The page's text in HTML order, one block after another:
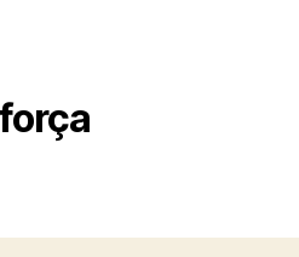
força